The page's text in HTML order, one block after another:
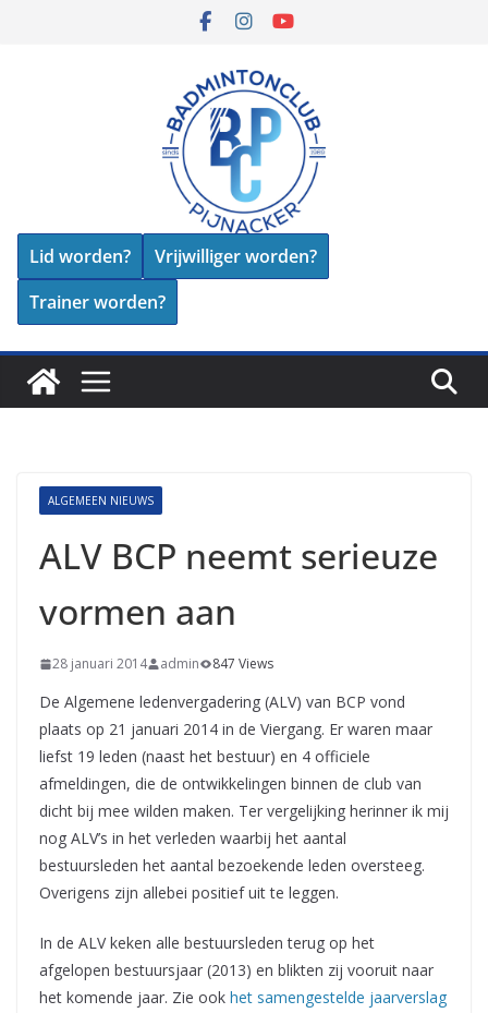
Lid worden?
Vrijwilliger worden?
Trainer worden?
ALGEMEEN NIEUWS
ALV BCP neemt serieuze
vormen aan
28 januari 2014 admin 847 Views
De Algemene ledenvergadering (ALV) van BCP vond
plaats op 21 januari 2014 in de Viergang. Er waren maar
liefst 19 leden (naast het bestuur) en 4 officiele
afmeldingen, die de ontwikkelingen binnen de club van
dicht bij mee wilden maken. Ter vergelijking herinner ik mij
nog ALV’s in het verleden waarbij het aantal
bestuursleden het aantal bezoekende leden oversteeg.
Overigens zijn allebei positief uit te leggen.
In de ALV keken alle bestuursleden terug op het
afgelopen bestuursjaar (2013) en blikten zij vooruit naar
het komende jaar. Zie ook het samengestelde jaarverslag